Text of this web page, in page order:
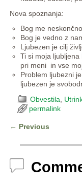
Nova spoznanja:
Bog me
Bog je vedno z
Ljubezen je cilj
Ti si moja ljubljena
pri meni in vse
Problem ljubezni
ljubezen je
Obvestila
permalink
← Previous